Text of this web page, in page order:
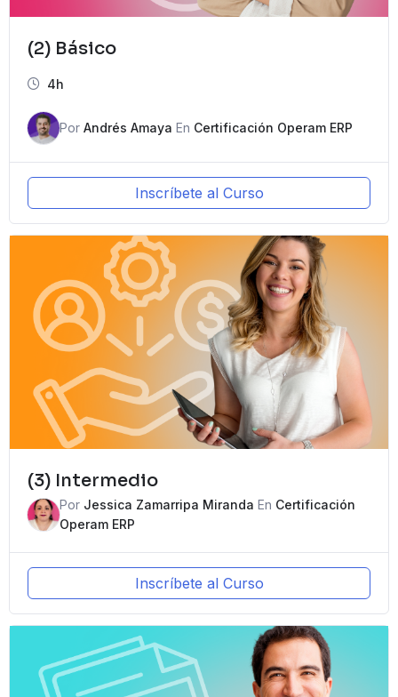
(2) Básico
4h
Por Andrés Amaya En Certificación Operam ERP
Inscríbete al Curso
(3) Intermedio
Por Jessica Zamarripa Miranda En Certificación
Operam ERP
Inscríbete al Curso